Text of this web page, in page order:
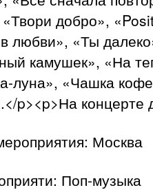
добро»,
в любви», «Ты
камушек», «На
луна», «Чашка
p><p>На концерте
Москва
Поп-музыка